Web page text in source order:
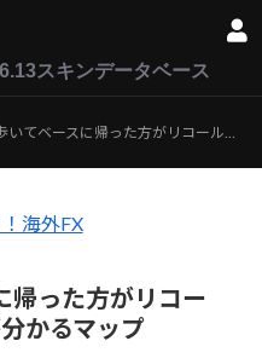
スキンデータベース
ースに帰った方がリコールするより早い位置が分かるマップ
！海外FX
帰った方がリコー
かるマップ